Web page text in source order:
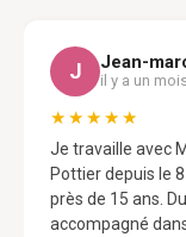
J Jean-
il y a un
★★★★★
Je travaille avec
Pottier depuis le
près de 15 ans.
accompagné